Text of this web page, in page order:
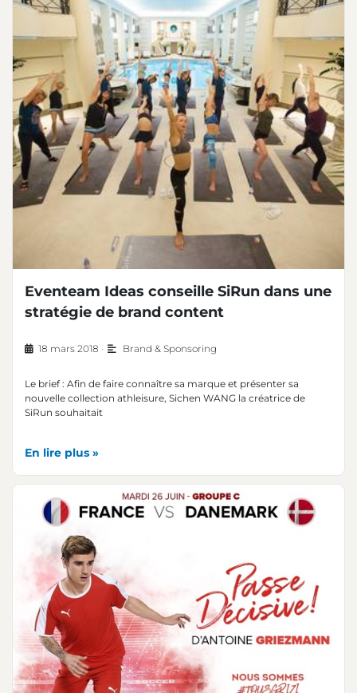
Eventeam Ideas conseille SiRun dans une
stratégie de brand content
18 mars 2018 • Brand & Sponsoring
Le brief : Afin de faire connaître sa marque et présenter sa
nouvelle collection athleisure, Sichen WANG la créatrice de
SiRun souhaitait
En lire plus »